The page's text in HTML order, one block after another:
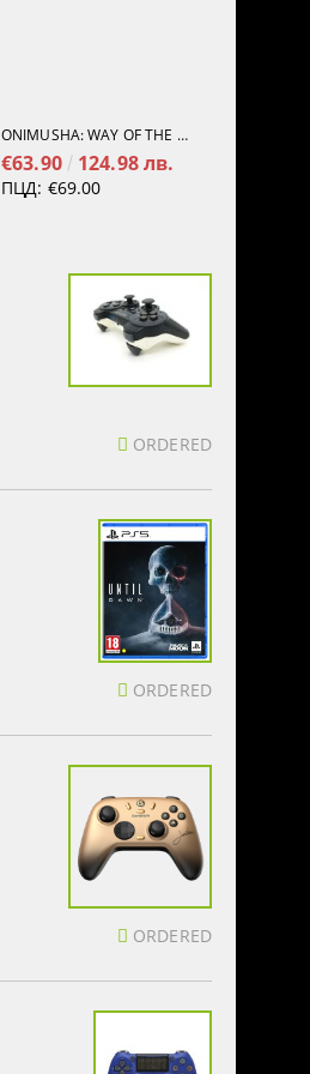
ONIMUSHA: WAY OF THE SWORD [NINTENDO SWITCH 2]
€63.90 124.98 лв.
ПЦД: €69.00
ORDERED
ORDERED
ORDERED